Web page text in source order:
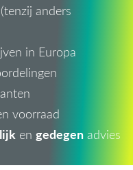
anders
in Europa
voorraad
en gedegen advies